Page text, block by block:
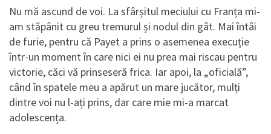
Nu mă ascund de voi. La sfârșitul meciului cu Franța mi-
am stăpânit cu greu tremurul și nodul din gât. Mai întâi
de furie, pentru că Payet a prins o asemenea execuție
într-un moment în care nici ei nu prea mai riscau pentru
victorie, căci vă prinseseră frica. Iar apoi, la „oficială”,
când în spatele meu a apărut un mare jucător, mulți
dintre voi nu l-ați prins, dar care mie mi-a marcat
adolescența.